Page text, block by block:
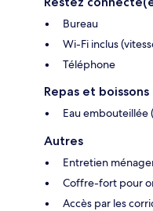
Bureau
Wi-Fi inclus
Téléphone
Repas et boissons
Eau embouteillée
Autres
Entretien
Coffre-fort pour
Accès par les